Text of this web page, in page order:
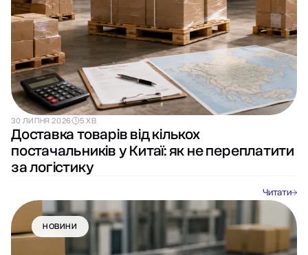
30 ЛИПНЯ 2026 5 ХВ
Доставка товарів від кількох
постачальників у Китаї: як не переплатити
за логістику
Читати
НОВИНИ